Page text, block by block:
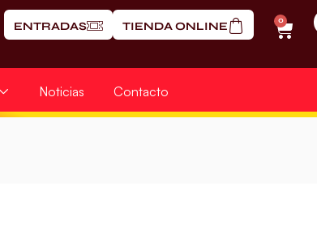
ENTRADAS TIENDA ONLINE 0
Noticias Contacto